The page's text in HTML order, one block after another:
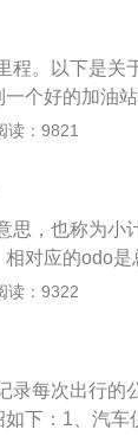
方便的给车
车时选择最优
住以清除。
根据磁性原
车一般都是
压脉冲后，
提取脉冲信
程。以下是关
个好的加油
到原先的加
段清零前的
在仪表板内。
接收点火线
转速表，有
算后驱动指
读：9821
思，也称为小
对应的odo
。小计里程
量等燃油消
读：9322
录每次出行的
下：1、汽车